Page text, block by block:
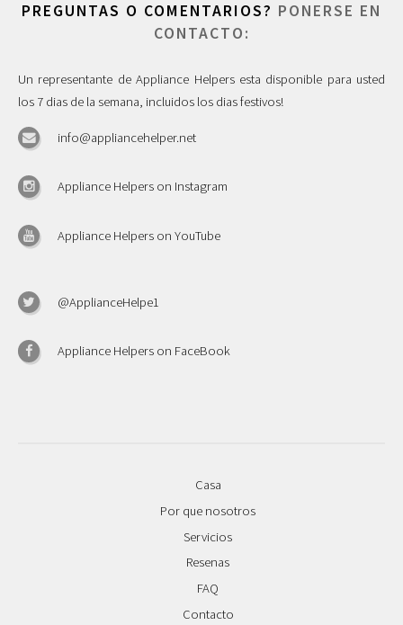
PREGUNTAS O COMENTARIOS? PONERSE EN
CONTACTO:
Un representante de Appliance Helpers esta disponible para usted
los 7 dias de la semana, incluidos los dias festivos!
info@appliancehelper.net
Appliance Helpers on Instagram
Appliance Helpers on YouTube
@ApplianceHelpe1
Appliance Helpers on FaceBook
Casa
Por que nosotros
Servicios
Resenas
FAQ
Contacto